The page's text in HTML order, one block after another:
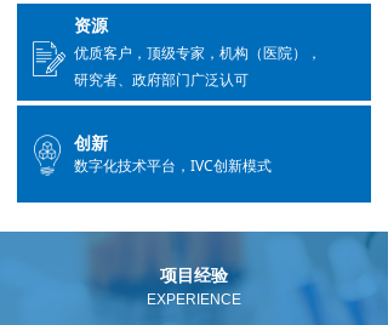
项目经验
EXPERIENCE
资源
优质客户，顶级专家，机构（医院），
研究者、政府部门广泛认可
创新
数字化技术平台，IVC创新模式